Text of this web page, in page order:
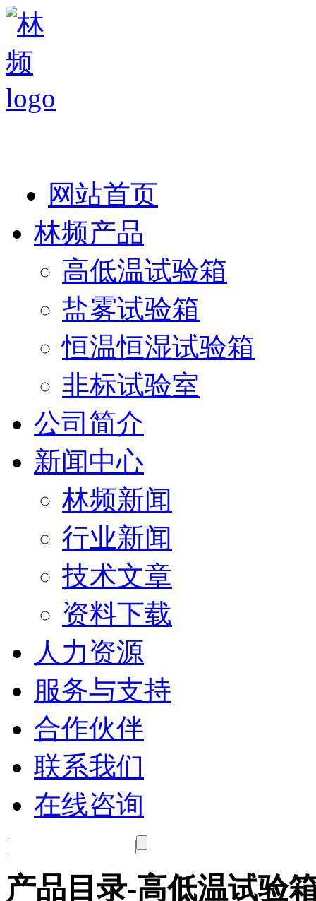
网站首页
林频产品
高低温试验箱
盐雾试验箱
恒温恒湿试验箱
非标试验室
公司简介
新闻中心
林频新闻
行业新闻
技术文章
资料下载
人力资源
服务与支持
合作伙伴
联系我们
在线咨询
产品目录-高低温试验